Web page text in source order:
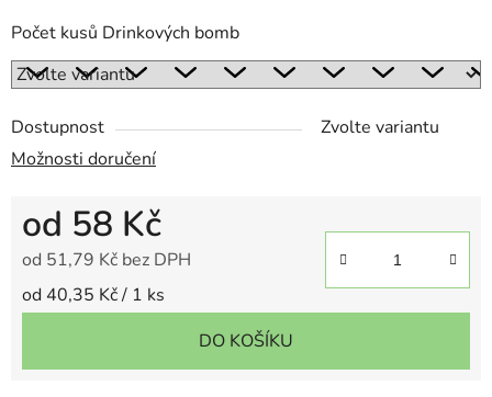
Počet kusů Drinkových bomb
Dostupnost
Zvolte variantu
Možnosti doručení
od 58 Kč
od 51,79 Kč bez DPH
Měrná cena:
od 40,35 Kč / 1 ks
DO KOŠÍKU